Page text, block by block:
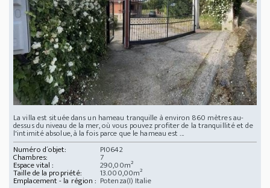
La villa est située dans un hameau tranquille à environ 860 mètres au-
dessus du niveau de la mer, où vous pouvez profiter de la tranquillité et de
l'intimité absolue, à la fois parce que le hameau est ...
Numéro d´objet:
PI0642
Chambres: 7
Espace vital : 290,00m²
Taille de la propriété: 13.000,00m²
Emplacement - la région : Potenza(I) Italie